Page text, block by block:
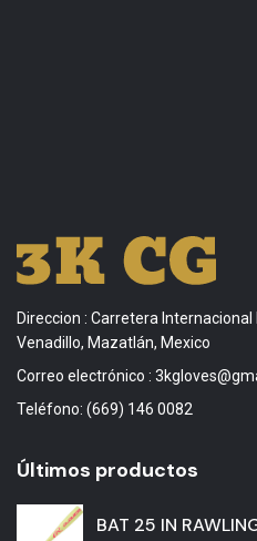
Direccion : Carretera Internacional
Venadillo, Mazatlán, Mexico
Correo electrónico :
Teléfono: (669) 146 0082
Últimos productos
BAT 25 IN